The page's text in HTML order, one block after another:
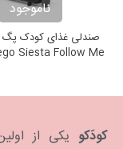
ناموجود
صندلی غذای کودک پگ
Siesta Follow Me
کودَکو یکی از